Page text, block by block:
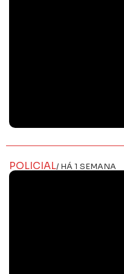
POLICIAL/ HÁ 1 SEMANA